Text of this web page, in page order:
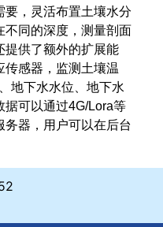
要，灵活布置土壤水分
不同的深度，测量剖面
提供了额外的扩展能
传感器，监测土壤温
地下水水位、地下水
据可以通过4G/Lora等
器，用户可以在后台